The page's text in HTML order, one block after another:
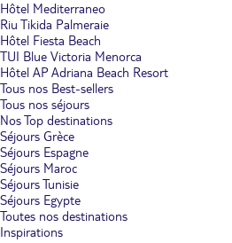
Hôtel Mediterraneo
Riu Tikida Palmeraie
Hôtel Fiesta Beach
TUI Blue Victoria Menorca
Hôtel AP Adriana Beach Resort
Tous nos Best-sellers
Tous nos séjours
Nos Top destinations
Séjours Grèce
Séjours Espagne
Séjours Maroc
Séjours Tunisie
Séjours Egypte
Toutes nos destinations
Inspirations